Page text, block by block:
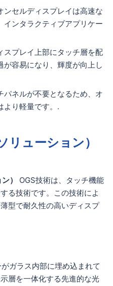
ンセルディスプレイは高速な
インタラクティブアプリケー
スプレイ上部にタッチ層を配
が容易になり、輝度が向上し
パネルが不要となるため、オ
より軽量です。.
リューション）
）
OGS技術は、タッチ機能
る技術です。この技術によ
型で耐久性の高いディスプ
ガラス内部に埋め込まれて
層を一体化する先進的な光